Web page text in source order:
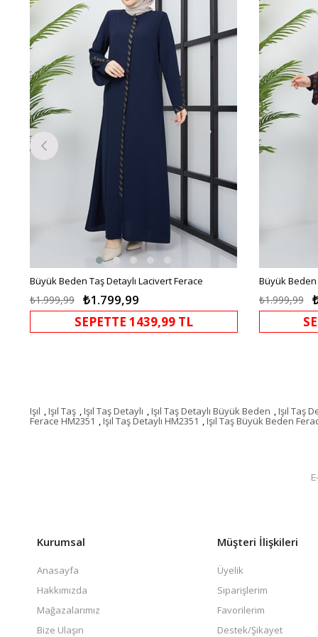
Büyük Beden Taş Detaylı Lacivert Ferace
₺1.799,99
₺1.999,99
SEPETTE 1439,99 TL
Büyük Beden
₺1.999,99
Işıl ,Işıl Taş ,Işıl Taş Detaylı ,Işıl Taş Detaylı Büyük Beden ,Işıl Taş
Ferace HM2351 ,Işıl Taş Detaylı HM2351 ,Işıl Taş Büyük Beden
Kurumsal
Anasayfa
Hakkımızda
Mağazalarımız
Bize Ulaşın
Müşteri İlişkileri
Üyelik
Siparişlerim
Favorilerim
Destek/Şikayet